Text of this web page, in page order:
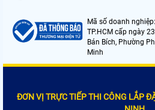
Mã số doanh
TP.HCM cấp ngày
Bán Bích, Phường
Minh
ĐƠN VỊ TRỰC TIẾP THI CÔNG LẮP